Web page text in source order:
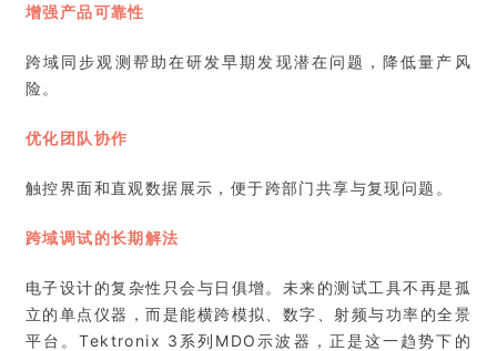
增强产品可靠性
跨域同步观测帮助在研发早期发现潜在问题，降低量产风
险。
优化团队协作
触控界面和直观数据展示，便于跨部门共享与复现问题。
跨域调试的长期解法
电子设计的复杂性只会与日俱增。未来的测试工具不再是孤
立的单点仪器，而是能横跨模拟、数字、射频与功率的全景
平台。Tektronix 3系列MDO示波器，正是这一趋势下的